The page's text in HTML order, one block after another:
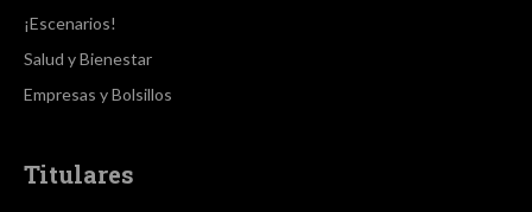
¡Escenarios!
Salud y Bienestar
Empresas y Bolsillos
Titulares